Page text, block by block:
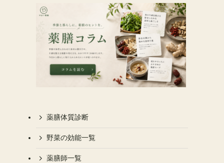
薬膳体質診断
野菜の効能一覧
薬膳師一覧